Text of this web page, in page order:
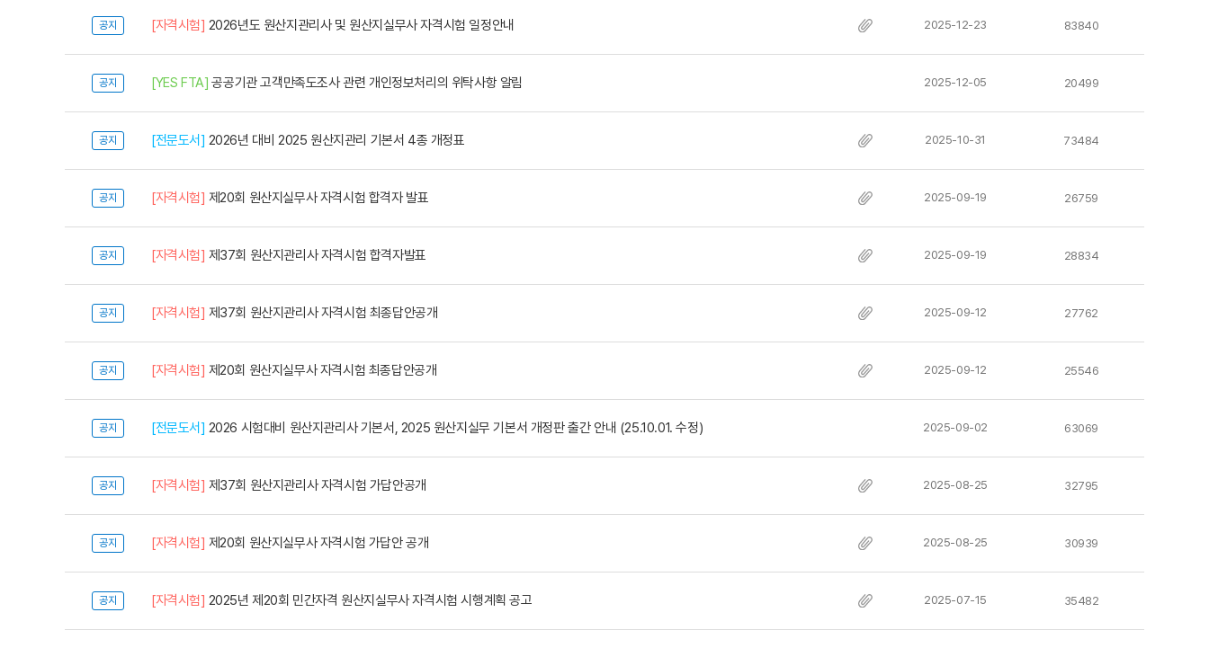
공지 [자격시험] 2026년도 원산지관리사 및 원산지실무사 자격시험 일정안내 2025-12-23 83840
공지 [YES FTA] 공공기관 고객만족도조사 관련 개인정보처리의 위탁사항 알림 2025-12-05 20499
공지 [전문도서] 2026년 대비 2025 원산지관리 기본서 4종 개정표 2025-10-31 73484
공지 [자격시험] 제20회 원산지실무사 자격시험 합격자 발표 2025-09-19 26759
공지 [자격시험] 제37회 원산지관리사 자격시험 합격자발표 2025-09-19 28834
공지 [자격시험] 제37회 원산지관리사 자격시험 최종답안공개 2025-09-12 27762
공지 [자격시험] 제20회 원산지실무사 자격시험 최종답안공개 2025-09-12 25546
공지 [전문도서] 2026 시험대비 원산지관리사 기본서, 2025 원산지실무 기본서 개정판 출간 안내 (25.10.01. 수정) 2025-09-02 63069
공지 [자격시험] 제37회 원산지관리사 자격시험 가답안공개 2025-08-25 32795
공지 [자격시험] 제20회 원산지실무사 자격시험 가답안 공개 2025-08-25 30939
공지 [자격시험] 2025년 제20회 민간자격 원산지실무사 자격시험 시행계획 공고 2025-07-15 35482